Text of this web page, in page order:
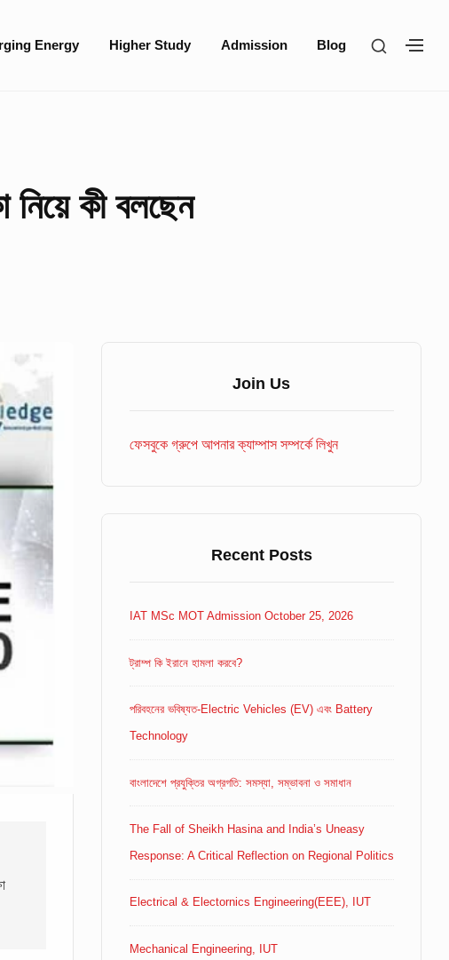
Energy Higher Study Admission Blog
SHOW
নিয়ে কী বলছেন
Join Us
ফেসবুকে গ্রুপে আপনার ক্যাম্পাস সম্পর্কে লিখুন
Recent Posts
IAT MSc MOT Admission October 25, 2026
ট্রাম্প কি ইরানে হামলা করবে?
পরিবহনের ভবিষ্যত-Electric Vehicles (EV) এবং Battery
Technology
বাংলাদেশে প্রযুক্তির অগ্রগতি: সমস্যা, সম্ভাবনা ও সমাধান
The Fall of Sheikh Hasina and India’s Uneasy
Response: A Critical Reflection on Regional Politics
Electrical & Electornics Engineering(EEE), IUT
Mechanical Engineering, IUT